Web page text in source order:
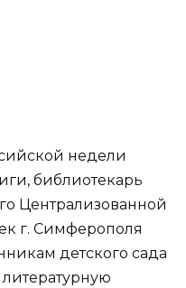
недели
библиотекарь
Централизованной
г. Симферополя
детского сада